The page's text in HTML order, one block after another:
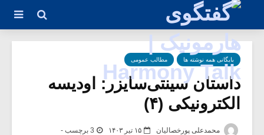
بایگانی همه نوشته ها مطالب عمومی
داستان سینتی‌سایزر: اودیسه
الکترونیکی (۴)
محمدعلی پورخصالیان ۱۵ تیر ۱۴۰۳ 3 برچسب -